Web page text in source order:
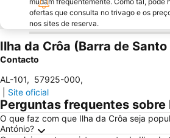
ofertas que consulta no trivago e os
nos sites de reserva.
Ilha da Crôa (Barra de
Contacto
AL-101, 57925-000,
Site oficial
Perguntas frequentes sobre
O que faz com que Ilha da Crôa seja
António?